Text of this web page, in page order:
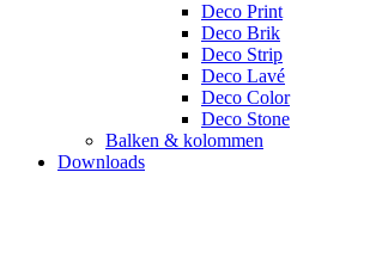
Deco Print
Deco Brik
Deco Strip
Deco Lavé
Deco Color
Deco Stone
Balken & kolommen
Downloads